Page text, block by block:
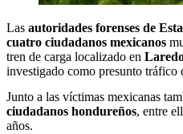
Las autoridades forenses de
cuatro ciudadanos mexicanos
tren de carga localizado en
investigado como presunto tráfico
Junto a las víctimas mexicanas
ciudadanos hondureños, entre
años.